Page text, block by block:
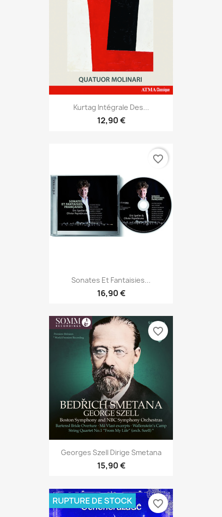
Kurtag Intégrale Des...
12,90 €
Sonates Et Fantaisies...
16,90 €
favorite_border
Georges Szell Dirige Smetana
15,90 €
favorite_border
RUPTURE DE STOCK favorite_border